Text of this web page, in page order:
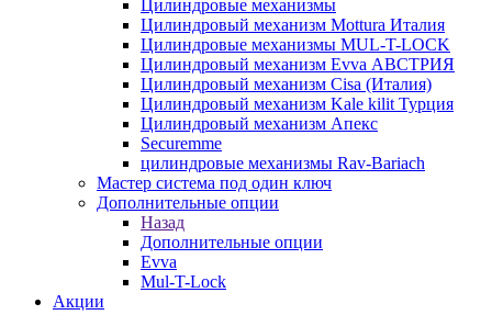
Цилиндровые механизмы
Цилиндровый механизм Mottura Италия
Цилиндровые механизмы MUL-T-LOCK
Цилиндровый механизм Evva АВСТРИЯ
Цилиндровый механизм Cisa (Италия)
Цилиндровый механизм Kale kilit Турция
Цилиндровый механизм Апекс
Securemme
цилиндровые механизмы Rav-Bariach
Мастер система под один ключ
Дополнительные опции
Назад
Дополнительные опции
Evva
Mul-T-Lock
Акции